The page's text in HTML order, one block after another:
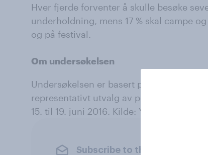
Hver fjerde forventer å skulle besøke
underholdning, mens 17 % skal campe
og på festival.
Om undersøkelsen
Undersøkelsen er basert på intervju med
representativt utvalg av personer i
15. til 19. juni 2016. Kilde: YouGov.
Subscribe to the YouGov